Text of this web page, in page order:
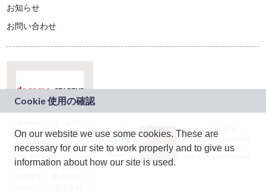
お知らせ
お問い合わせ
ドコモグループの新
規事業創出プログラ
ム「docomo
STARTUP」を通じて
JASRAC許諾番号：
9024936001Y45037
JASRAC許諾番号：
On our website we use some cookies. These are
necessary for our site to work properly and to give us
information about how our site is used.